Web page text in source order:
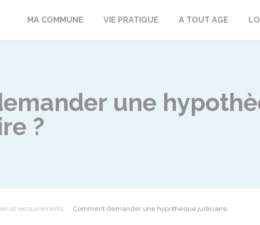
MontliardMA COMMUNE VIE PRATIQUE A TOUT AGE
une
?
et recouvrements
Comment demander une hypothèque judiciaire